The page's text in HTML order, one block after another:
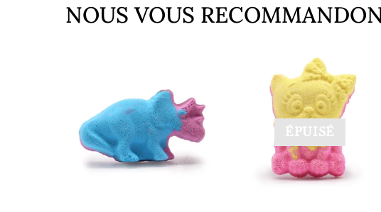
NOUS VOUS
ÉPUISÉ